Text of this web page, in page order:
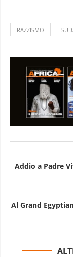
RAZZISMO
Addio a Padre
Al Grand